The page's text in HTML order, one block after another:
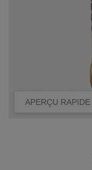
APERÇU RAPIDE